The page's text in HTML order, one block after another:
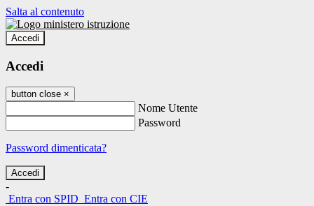
Salta al contenuto
Accedi
Accedi
button close ×
Nome Utente
Password
Password dimenticata?
-
Entra con SPID Entra con CIE